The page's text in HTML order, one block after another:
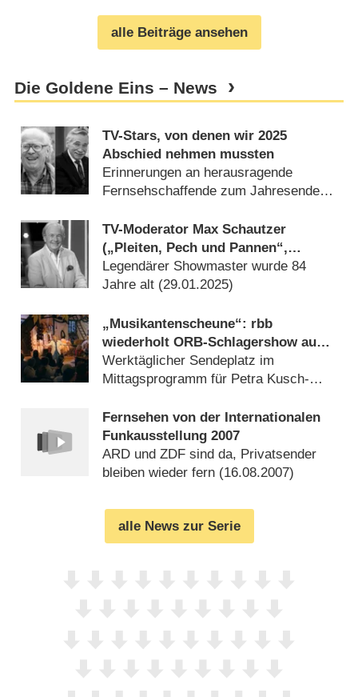
alle Beiträge ansehen
Die Goldene Eins – News
TV-Stars, von denen wir 2025
Abschied nehmen mussten
Erinnerungen an herausragende
Fernsehschaffende zum Jahresende
TV-Moderator Max Schautzer
(„Pleiten, Pech und Pannen“,
„Immer wieder sonntags“)
gestorben
Legendärer Showmaster wurde 84
Jahre alt (29.01.2025)
„Musikantenscheune“: rbb
wiederholt ORB-Schlagershow aus
den 90ern
Werktäglicher Sendeplatz im
Mittagsprogramm für Petra Kusch-
Fernsehen von der Internationalen
Funkausstellung 2007
ARD und ZDF sind da, Privatsender
bleiben wieder fern (16.08.2007)
alle News zur Serie